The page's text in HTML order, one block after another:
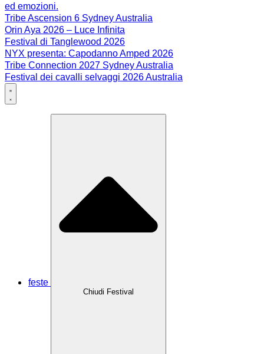
ed emozioni.
Tribe Ascension 6 Sydney Australia
Orin Aya 2026 – Luce Infinita
Festival di Tanglewood 2026
NYX presenta: Capodanno Amped 2026
Tribe Connection 2027 Sydney Australia
Festival dei cavalli selvaggi 2026 Australia
feste
Chiudi Festival